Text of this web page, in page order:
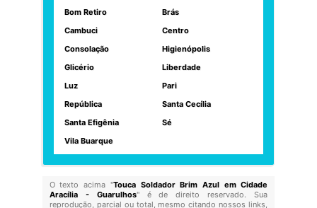
Bom Retiro
Brás
Cambuci
Centro
Consolação
Higienópolis
Glicério
Liberdade
Luz
Pari
República
Santa Cecília
Santa Efigênia
Sé
Vila Buarque
O texto acima "Touca Soldador Brim Azul em Cidade
Aracília - Guarulhos" é de direito reservado. Sua
reprodução, parcial ou total, mesmo citando nossos links,